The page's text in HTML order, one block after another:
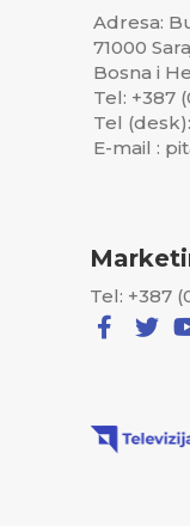
Adresa:
71000
Bosna i
Tel: +387
Tel
E-mail :
Tel: +387